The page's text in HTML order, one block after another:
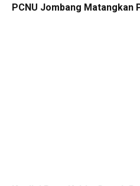
PCNU Jombang Matangkan